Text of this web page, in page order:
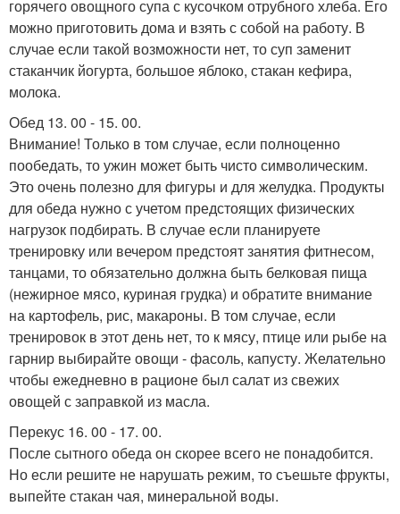
горячего овощного супа с кусочком отрубного хлеба. Его
можно приготовить дома и взять с собой на работу. В
случае если такой возможности нет, то суп заменит
стаканчик йогурта, большое яблоко, стакан кефира,
молока.
Обед 13. 00 - 15. 00.
Внимание! Только в том случае, если полноценно
пообедать, то ужин может быть чисто символическим.
Это очень полезно для фигуры и для желудка. Продукты
для обеда нужно с учетом предстоящих физических
нагрузок подбирать. В случае если планируете
тренировку или вечером предстоят занятия фитнесом,
танцами, то обязательно должна быть белковая пища
(нежирное мясо, куриная грудка) и обратите внимание
на картофель, рис, макароны. В том случае, если
тренировок в этот день нет, то к мясу, птице или рыбе на
гарнир выбирайте овощи - фасоль, капусту. Желательно
чтобы ежедневно в рационе был салат из свежих
овощей с заправкой из масла.
Перекус 16. 00 - 17. 00.
После сытного обеда он скорее всего не понадобится.
Но если решите не нарушать режим, то съешьте фрукты,
выпейте стакан чая, минеральной воды.